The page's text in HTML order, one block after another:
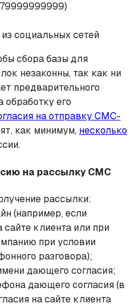
социальных сетей
сбора базы для
незаконны, так как ни
предварительного
обработку его
на отправку СМС-
как минимум, несколько
на рассылку СМС
рассылки:
(например, если
сайте клиента или при
при условии
разговора);
дающего согласия;
дающего согласия (в
на сайте клиента